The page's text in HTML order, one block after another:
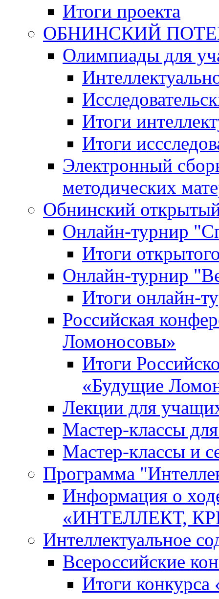
Итоги проекта
ОБНИНСКИЙ
Олимпиады для
Итоги
Итоги
Электронный
методических
Обнинский
Онлайн-турнир
Итоги
Онлайн-турнир
Итоги онлайн-
Российская
Ломоносовы»
Итоги
«Будущие
Лекции для
Мастер-классы
Мастер-классы и
Программа
Информация о
«ИНТЕЛЛЕКТ,
Интеллектуальное
Всероссийские
Итоги конкурса